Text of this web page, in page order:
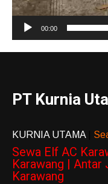
00:00
PT Kurnia
KURNIA UTAMA
Sewa Elf AC
Karawang | Antar
Karawang